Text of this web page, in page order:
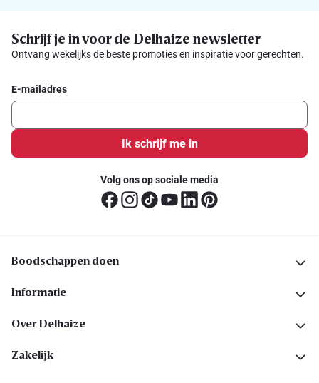
Schrijf je in voor de Delhaize newsletter
Ontvang wekelijks de beste promoties en inspiratie voor gerechten.
E-mailadres
Ik schrijf me in
Volg ons op sociale media
Boodschappen doen
Informatie
Over Delhaize
Zakelijk